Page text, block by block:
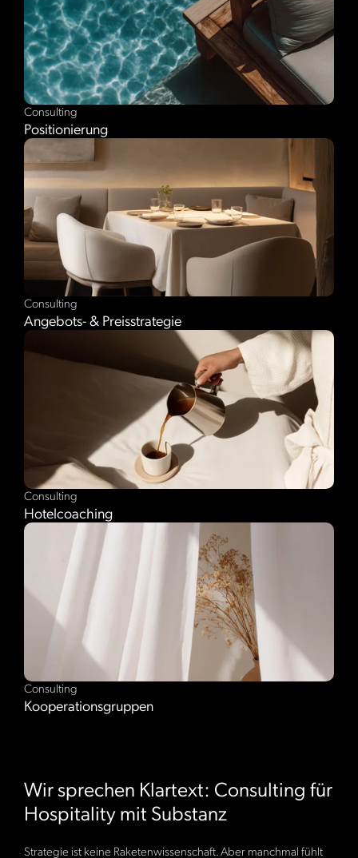
Consulting
Positionierung
Consulting
Angebots- & Preisstrategie
Consulting
Hotelcoaching
Consulting
Kooperationsgruppen
Wir sprechen Klartext: Consulting für
Hospitality mit Substanz
Strategie ist keine Raketenwissenschaft. Aber manchmal fühlt